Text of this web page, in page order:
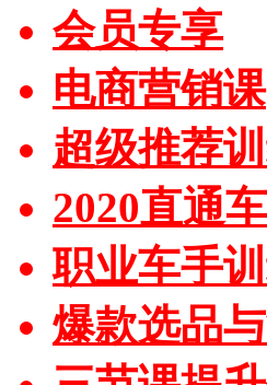
会员专享
电商营销课
超级推荐
2020直通
职业车手
爆款选品